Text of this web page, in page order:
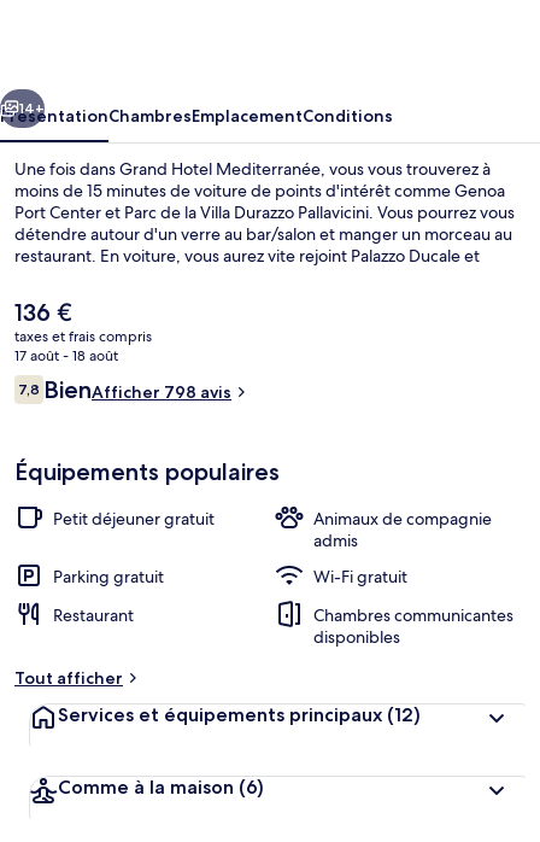
Suivant
14+
PrésentationChambresEmplacementConditions
Une fois dans Grand Hotel Mediterranée, vous vous trouverez à
moins de 15 minutes de voiture de points d'intérêt comme Genoa
Port Center et Parc de la Villa Durazzo Pallavicini. Vous pourrez vous
détendre autour d'un verre au bar/salon et manger un morceau au
restaurant. En voiture, vous aurez vite rejoint Palazzo Ducale et
Le
prix
actuel
est
de
136 €
taxes et frais compris
17 août - 18 août
Avis
voyageurs
7,87,8 sur 10
BienAfficher 798 avis
Équipements populaires
Petit déjeuner gratuit
Animaux de compagnie
admis
Parking gratuit
Wi-Fi gratuit
Restaurant
Chambres communicantes
disponibles
Tout afficher
Services et équipements principaux (12)
Comme à la maison (6)